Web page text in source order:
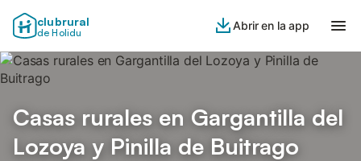
clubrural
de Holidu
Abrir en la app
Casas rurales en Gargantilla del
Lozoya y Pinilla de Buitrago